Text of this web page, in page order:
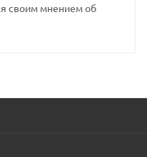
своим мнением об